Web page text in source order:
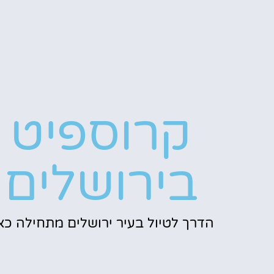
קרוספיט
בירושלים
הדרך לטיול בעיר ירושלים מתחילה